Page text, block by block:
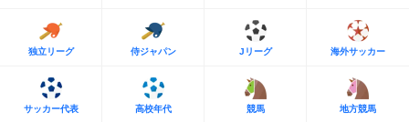
独立リーグ 侍ジャパン Jリーグ 海外サッカー
サッカー代表 高校年代 競馬 地方競馬